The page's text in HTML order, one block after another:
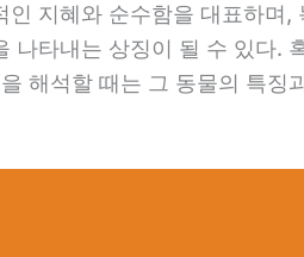
지혜와 순수함을 대표하며
타내는 상징이 될 수 있다.
해석할 때는 그 동물의 특징